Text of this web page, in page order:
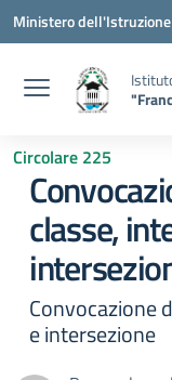
Vai ai contenuti
Vai al menu di
Vai al footer
Ministero
Circolare 225
classe,
Convocazione
e intersezione